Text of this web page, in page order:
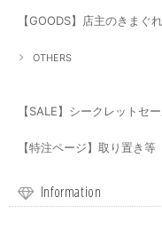
【GOODS】店主のきまぐ
OTHERS
【SALE】シークレットセ
【特注ページ】取り置き等
Information